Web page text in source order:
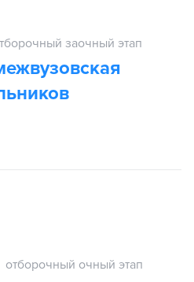
заочный этап
отборочный очный этап